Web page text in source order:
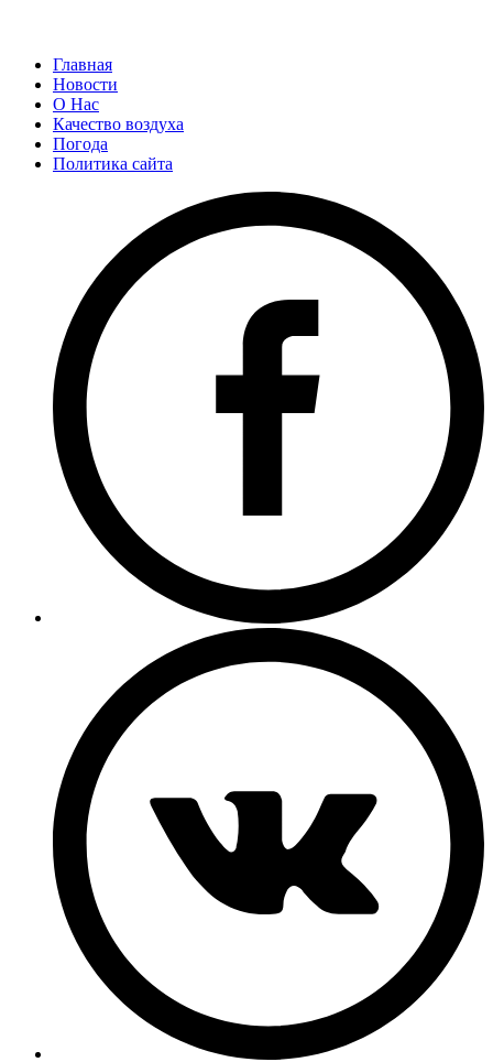
Главная
Новости
О Нас
Качество воздуха
Погода
Политика сайта